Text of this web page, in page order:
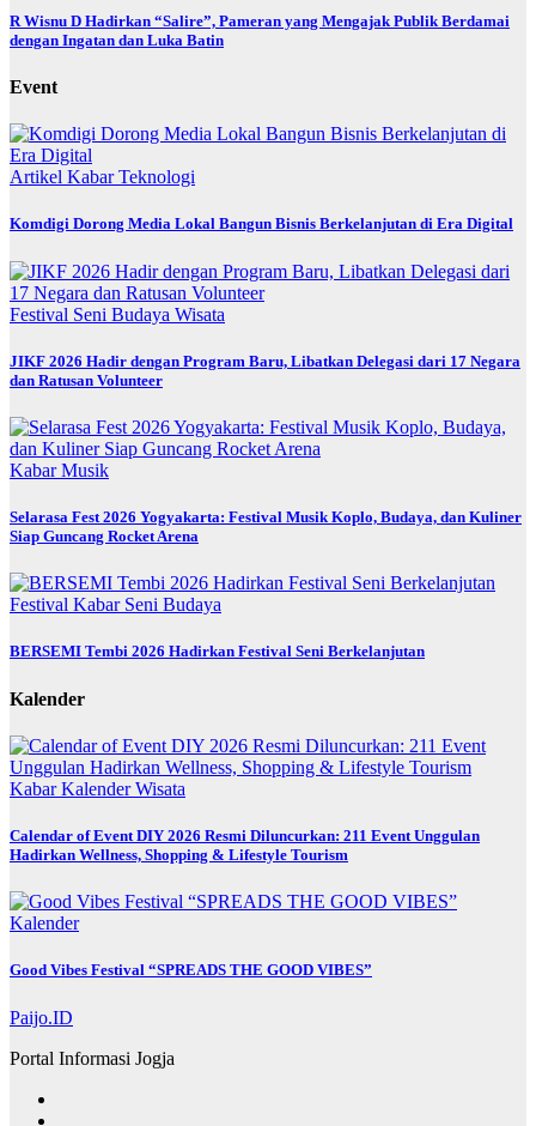
R Wisnu D Hadirkan “Salire”, Pameran yang Mengajak Publik Berdamai
dengan Ingatan dan Luka Batin
Event
Artikel KabarTeknologi
Komdigi Dorong Media Lokal Bangun Bisnis Berkelanjutan di Era Digital
Festival Seni Budaya Wisata
JIKF 2026 Hadir dengan Program Baru, Libatkan Delegasi dari 17 Negara
dan Ratusan Volunteer
KabarMusik
Selarasa Fest 2026 Yogyakarta: Festival Musik Koplo, Budaya, dan Kuliner
Siap Guncang Rocket Arena
Festival Kabar Seni Budaya
BERSEMI Tembi 2026 Hadirkan Festival Seni Berkelanjutan
Kalender
KabarKalenderWisata
Calendar of Event DIY 2026 Resmi Diluncurkan: 211 Event Unggulan
Hadirkan Wellness, Shopping & Lifestyle Tourism
Kalender
Good Vibes Festival “SPREADS THE GOOD VIBES”
Paijo.ID
Portal Informasi Jogja